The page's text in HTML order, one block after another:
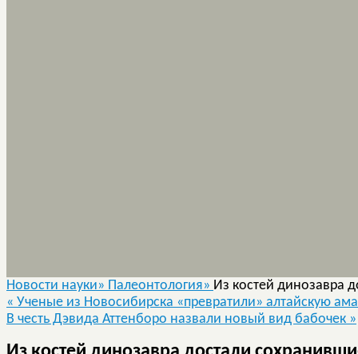
Новости науки» Палеонтология» Из костей динозавра
« Ученые из Новосибирска «превратили» алтайскую
В честь Дэвида Аттенборо назвали новый вид бабочек »